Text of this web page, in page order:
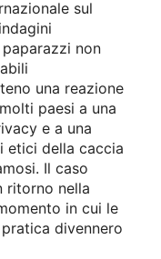
sul
non
una reazione
paesi a una
e a una
etici della caccia
Il caso
ritorno nella
in cui le
divennero